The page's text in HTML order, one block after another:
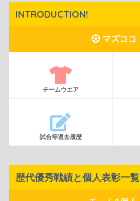
INTRODUCTION!
マズココ
チームウエア
試合等過去履歴
歴代優秀戦績と個人表彰一覧